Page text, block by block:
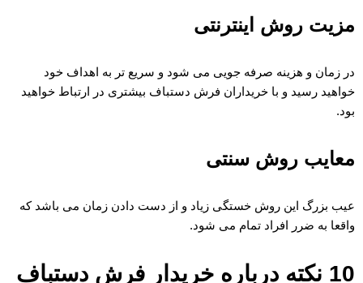
مزیت روش اینترنتی
در زمان و هزینه صرفه جویی می شود و سریع تر به اهداف خود
خواهید رسید و با خریداران فرش دستباف بیشتری در ارتباط خواهید
بود.
معایب روش سنتی
عیب بزرگ این روش خستگی زیاد و از دست دادن زمان می باشد که
واقعا به ضرر افراد تمام می شود.
10 نکته درباره خریدار فرش دستباف